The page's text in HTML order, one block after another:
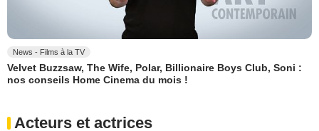
News - Films à la TV
Velvet Buzzsaw, The Wife, Polar, Billionaire Boys Club, Soni :
nos conseils Home Cinema du mois !
Acteurs et actrices